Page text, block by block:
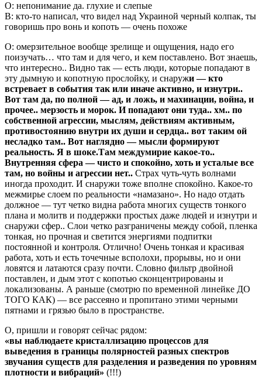
О: непонимание да. глухие и слепые
В: кто-то написал, что видел над Украиной черный колпак, ты
говоришь про вонь и копоть — очень похоже
О: омерзительное вообще зрелище и ощущения, надо его
поизучать… что там и для чего, и кем поставлено. Вот знаешь,
что интересно.. Видно так — есть люди, которые попадают в
эту дымную и копотную прослойку, и снаружи — кто
встревает в события так или иначе активно, и изнутри..
Вот там да, по полной — ад, и ложь, и махинации, война, и
прочее.. мерзость и морок. И попадают они туда.. хм.. по
собственной агрессии, мыслям, действиям активным,
противостоянию внутри их души и сердца.. вот таким ой
несладко там.. Вот наглядно — мысли формируют
реальность. Я в шоке.Там междумирие какое-то..
Внутренняя сфера — чисто и спокойно, хоть и усталые все
там, но войны и агрессии нет.. Страх чуть-чуть волнами
иногда проходит. И снаружи тоже вполне спокойно. Какое-то
межмирье слоем по реальности «намазано». Но надо отдать
должное — тут четко видна работа многих существ тонкого
плана и молитв и поддержки простых даже людей и изнутри и
снаружи сфер.. Слои четко разграничены между собой, пленка
тонкая, но прочная и светится энергиями подпитки
постоянной и контроля. Отлично! Очень тонкая и красивая
работа, хоть и есть точечные всполохи, прорывы, но и они
ловятся и латаются сразу почти. Словно фильтр двойной
поставлен, и дым этот с копотью сконцентрированы и
локализованы. А раньше (смотрю по временной линейке ДО
ТОГО КАК) — все рассеяно и пропитано этими черными
пятнами и грязью было в пространстве.
О, пришли и говорят сейчас рядом:
«вы наблюдаете кристаллизацию процессов для
выведения в границы полярностей разных спектров
звучания существ для разделения и разведения по уровням
плотности и вибраций» (!!!)